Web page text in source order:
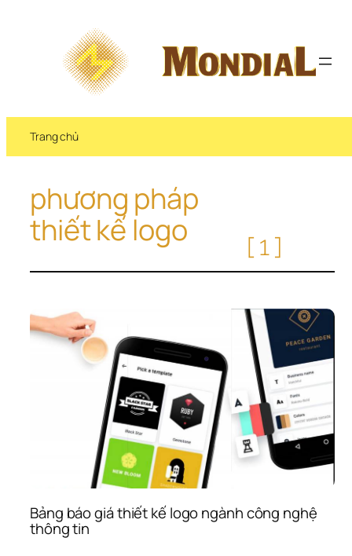
Trang chủ
phương pháp
thiết kế logo
[1]
Bảng báo giá thiết kế logo ngành công nghệ
thông tin